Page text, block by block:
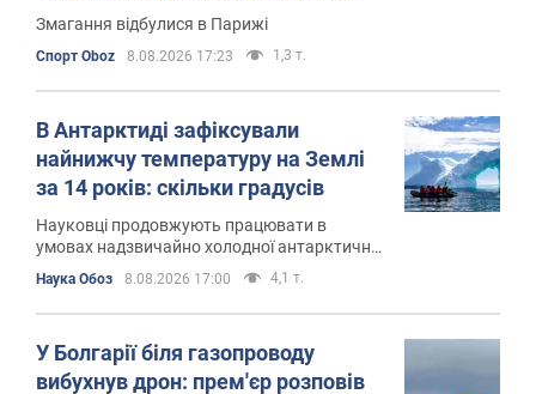
Відео
Змагання відбулися в Парижі
Спорт Oboz 8.08.2026 17:23 1,3 т.
В Антарктиді зафіксували
найнижчу температуру на Землі
за 14 років: скільки градусів
Науковці продовжують працювати в
умовах надзвичайно холодної антарктичної
Наука Обоз 8.08.2026 17:00 4,1 т.
У Болгарії біля газопроводу
вибухнув дрон: прем'єр розповів